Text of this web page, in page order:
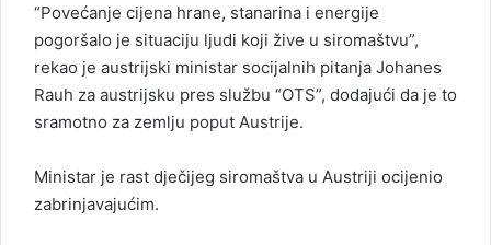
“Povećanje cijena hrane, stanarina i energije
pogoršalo je situaciju ljudi koji žive u siromaštvu”,
rekao je austrijski ministar socijalnih pitanja Johanes
Rauh za austrijsku pres službu “OTS”, dodajući da je to
sramotno za zemlju poput Austrije.
Ministar je rast dječijeg siromaštva u Austriji ocijenio
zabrinjavajućim.